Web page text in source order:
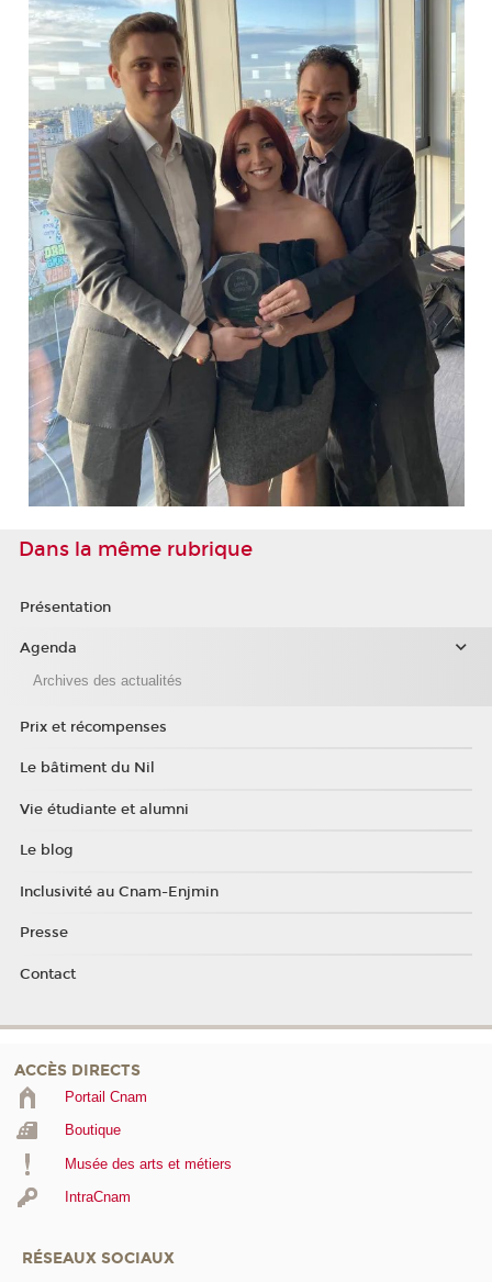
Dans la même rubrique
Présentation
Agenda
Archives des actualités
Prix et récompenses
Le bâtiment du Nil
Vie étudiante et alumni
Le blog
Inclusivité au Cnam-Enjmin
Presse
Contact
ACCÈS DIRECTS
Portail Cnam
Boutique
Musée des arts et métiers
IntraCnam
RÉSEAUX SOCIAUX